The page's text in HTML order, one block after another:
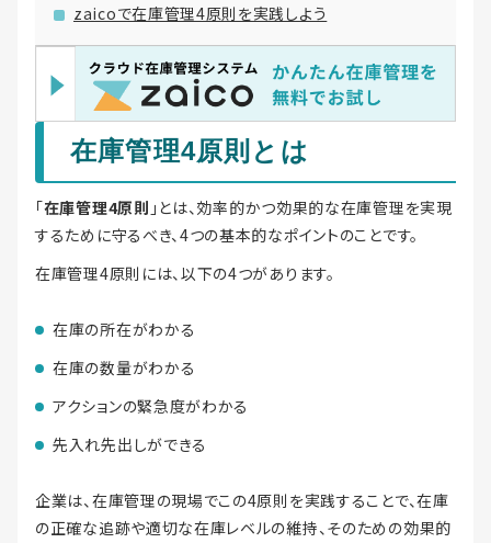
zaicoで在庫管理4原則を実践しよう
在庫管理4原則とは
「在庫管理4原則 」とは、効率的かつ効果的な在庫管理を実現
するために守るべき、4つの基本的なポイントのことです。
在庫管理4原則には、以下の4つがあります。
在庫の所在がわかる
在庫の数量がわかる
アクションの緊急度がわかる
先入れ先出しができる
企業は、在庫管理の現場でこの4原則を実践することで、在庫
の正確な追跡や適切な在庫レベルの維持、そのための効果的